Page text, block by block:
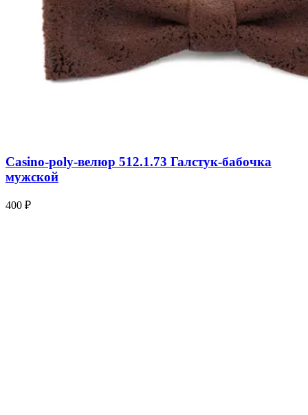
Casino-poly-велюр 512.1.73 Галстук-бабочка
мужской
400 ₽